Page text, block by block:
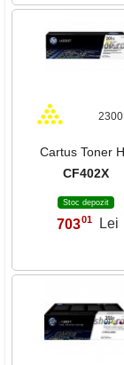
Cartus Toner
CF402X
Stoc depozit
70301 Lei